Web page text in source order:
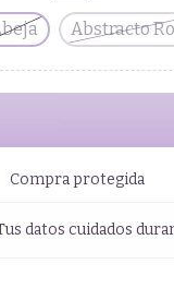
Abstracto
Compra protegida
datos cuidados